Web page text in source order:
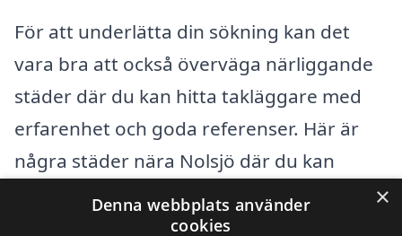
För att underlätta din sökning kan det
vara bra att också överväga närliggande
städer där du kan hitta takläggare med
erfarenhet och goda referenser. Här är
några städer nära Nolsjö där du kan
inleda din sökning:
×
Denna webbplats använder
cookies